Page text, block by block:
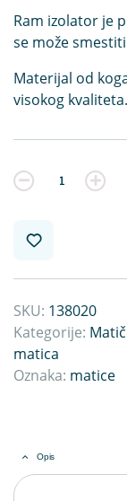
Ram izolator je
se može
Materijal od
visokog kvaliteta.
Kvantitet
SKU: 138020
Kategorije:
matica
Oznaka: matice
Opis